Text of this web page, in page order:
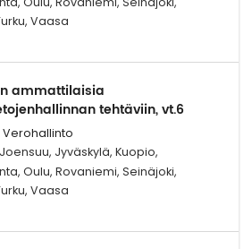
Vaasa
ammattilaisia
tehtäviin, vt.6
Verohallinto
Jyväskylä, Kuopio,
Oulu, Rovaniemi, Seinäjoki,
Vaasa